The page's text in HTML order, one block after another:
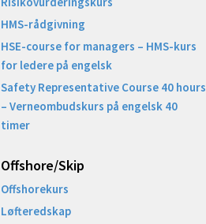
HMS-rådgivning
HSE-course for managers – HMS-kurs
for ledere på engelsk
Safety Representative Course 40 hours
– Verneombudskurs på engelsk 40
timer
Offshore/Skip​
Offshorekurs
Løfteredskap